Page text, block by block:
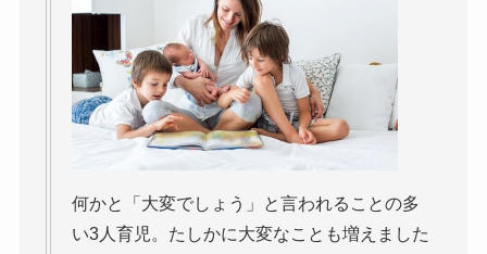
何かと「大変でしょう」と言われることの多
い3人育児。たしかに大変なことも増えました